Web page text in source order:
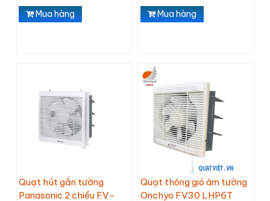
Mua hàng Mua hàng
Quạt hút gắn tường
Panasonic 2 chiều FV-
Quạt thông gió âm tường
Onchyo FV30 LHP6T